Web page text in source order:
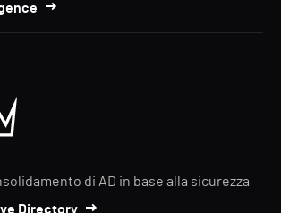
di AD in base alla sicurezza
Directory